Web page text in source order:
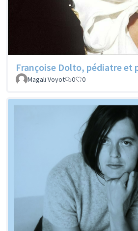
Françoise Dolto, pédiatre et
Magali Voyot 0 0